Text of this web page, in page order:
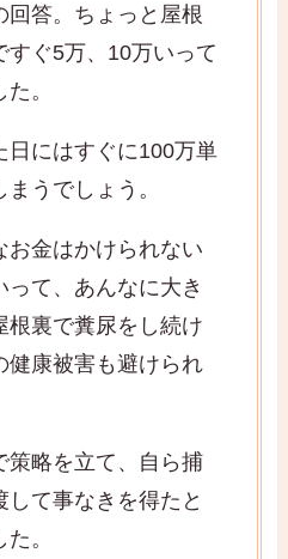
答。ちょっと屋根
すぐ5万、10万いって
。
日にはすぐに100万単
うでしょう。
お金はかけられない
て、あんなに大き
根裏で糞尿をし続け
健康被害も避けられ
策略を立て、自ら捕
て事なきを得たと
。